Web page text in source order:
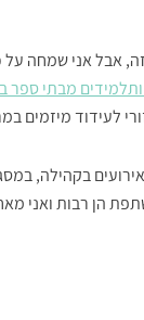
אבל אני שמחה על
מבתי ספר
לעידוד מיזמים
בקהילה,
הן רבות ואני